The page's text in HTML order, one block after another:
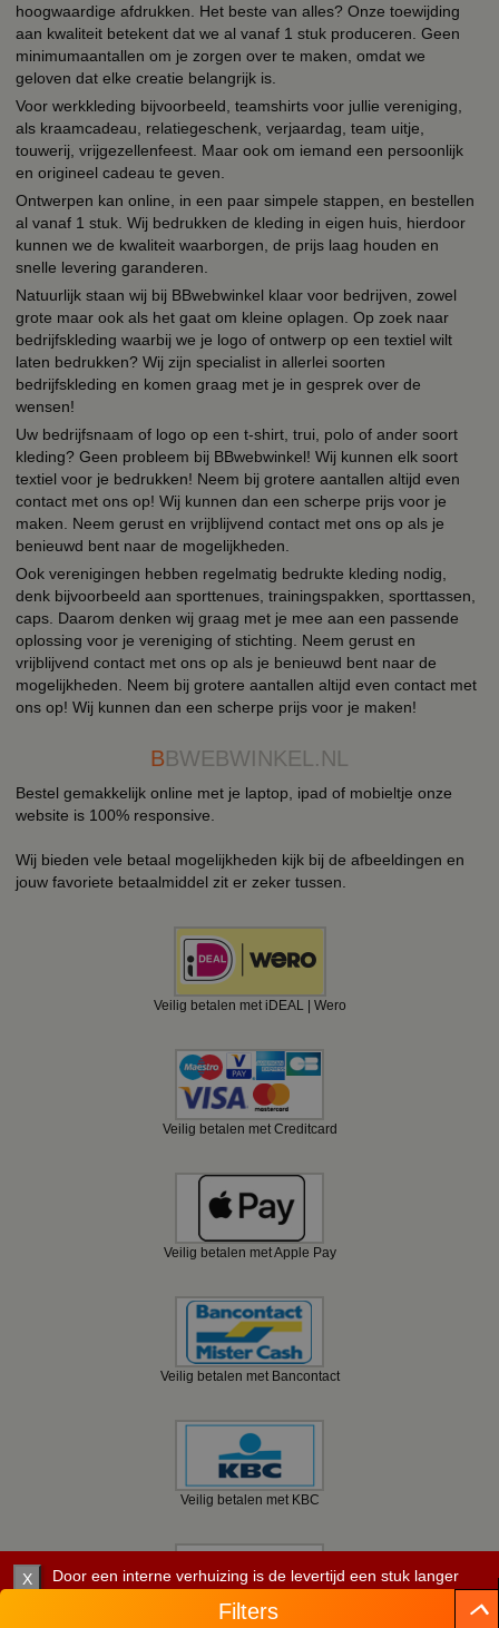
hoogwaardige afdrukken. Het beste van alles? Onze toewijding
aan kwaliteit betekent dat we al vanaf 1 stuk produceren. Geen
minimumaantallen om je zorgen over te maken, omdat we
geloven dat elke creatie belangrijk is.
Voor werkkleding bijvoorbeeld, teamshirts voor jullie vereniging,
als kraamcadeau, relatiegeschenk, verjaardag, team uitje,
touwerij, vrijgezellenfeest. Maar ook om iemand een persoonlijk
en origineel cadeau te geven.
Ontwerpen kan online, in een paar simpele stappen, en bestellen
al vanaf 1 stuk. Wij bedrukken de kleding in eigen huis, hierdoor
kunnen we de kwaliteit waarborgen, de prijs laag houden en
snelle levering garanderen.
Natuurlijk staan wij bij BBwebwinkel klaar voor bedrijven, zowel
grote maar ook als het gaat om kleine oplagen. Op zoek naar
bedrijfskleding waarbij we je logo of ontwerp op een textiel wilt
laten bedrukken? Wij zijn specialist in allerlei soorten
bedrijfskleding en komen graag met je in gesprek over de
wensen!
Uw bedrijfsnaam of logo op een t-shirt, trui, polo of ander soort
kleding? Geen probleem bij BBwebwinkel! Wij kunnen elk soort
textiel voor je bedrukken! Neem bij grotere aantallen altijd even
contact met ons op! Wij kunnen dan een scherpe prijs voor je
maken. Neem gerust en vrijblijvend contact met ons op als je
benieuwd bent naar de mogelijkheden.
Ook verenigingen hebben regelmatig bedrukte kleding nodig,
denk bijvoorbeeld aan sporttenues, trainingspakken, sporttassen,
caps. Daarom denken wij graag met je mee aan een passende
oplossing voor je vereniging of stichting. Neem gerust en
vrijblijvend contact met ons op als je benieuwd bent naar de
mogelijkheden. Neem bij grotere aantallen altijd even contact met
ons op! Wij kunnen dan een scherpe prijs voor je maken!
BBWEBWINKEL.NL
Bestel gemakkelijk online met je laptop, ipad of mobieltje onze
website is 100% responsive.
Wij bieden vele betaal mogelijkheden kijk bij de afbeeldingen en
jouw favoriete betaalmiddel zit er zeker tussen.
Veilig betalen met iDEAL | Wero
Veilig betalen met Creditcard
Veilig betalen met Apple Pay
Veilig betalen met Bancontact
Veilig betalen met KBC
Veilig betalen met Belfius
X
Door een interne verhuizing is de levertijd een stuk langer
Filters